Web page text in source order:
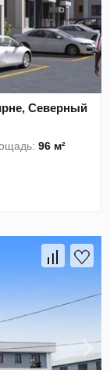
Северный
96 м²